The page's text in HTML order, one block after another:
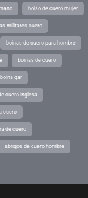
bolso de cuero mujer
militares cuero
boinas de cuero para hombre
boinas de cuero
boina gar
cuero inglesa
cuero
de cuero
abrigos de cuero hombre